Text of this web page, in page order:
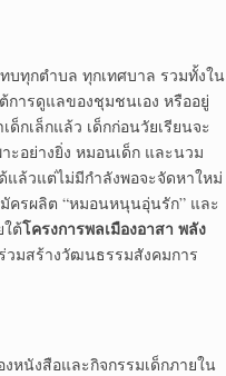
บทุกตำบล ทุกเทศบาล รวมทั้งใน
การดูแลของชุมชนเอง หรืออยู่
กเล็กแล้ว เด็กก่อนวัยเรียนจะ
ะอย่างยิ่ง หมอนเด็ก และนวม
แล้วแต่ไม่มีกำลังพอจะจัดหาใหม่
ครผลิต “หมอนหนุนอุ่นรัก” และ
ใต้โครงการพลเมืองอาสา พลัง
วมสร้างวัฒนธรรมสังคมการ
หนังสือและกิจกรรมเด็กภายใน